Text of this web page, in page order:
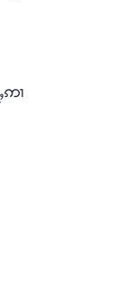
ဢၢ